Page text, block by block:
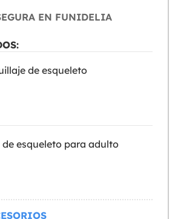
EN FUNIDELIA
de esqueleto
de esqueleto para adulto